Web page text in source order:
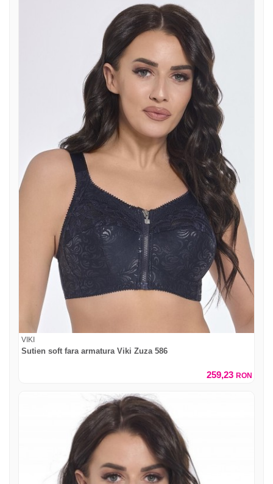
VIKI
Sutien soft fara armatura Viki Zuza 586
259,23 RON